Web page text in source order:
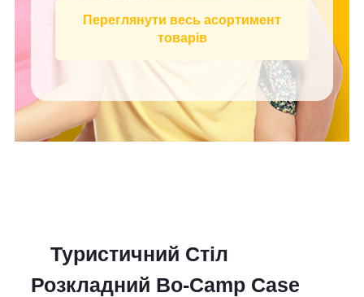
Переглянути весь асортимент
товарів
Туристичний Стіл
Розкладний Bo-Camp Case